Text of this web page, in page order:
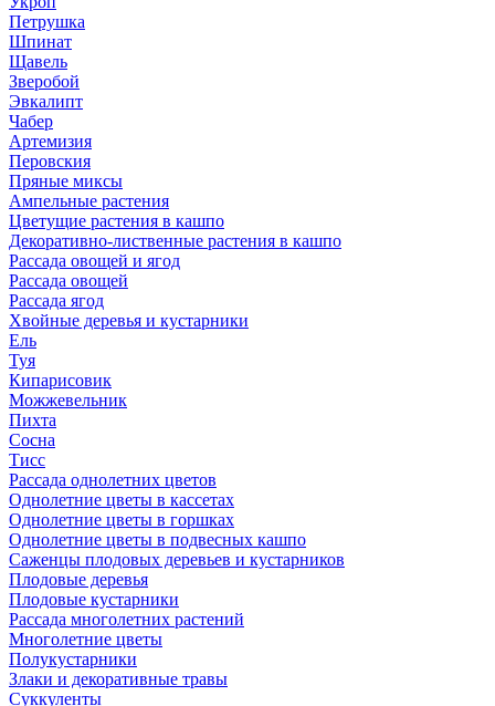
Петрушка
Шпинат
Щавель
Зверобой
Эвкалипт
Чабер
Артемизия
Перовския
Пряные миксы
Ампельные растения
Цветущие растения в кашпо
Декоративно-лиственные растения в кашпо
Рассада овощей и ягод
Рассада овощей
Рассада ягод
Хвойные деревья и кустарники
Ель
Туя
Кипарисовик
Можжевельник
Пихта
Сосна
Тисc
Рассада однолетних цветов
Однолетние цветы в кассетах
Однолетние цветы в горшках
Однолетние цветы в подвесных кашпо
Саженцы плодовых деревьев и кустарников
Плодовые деревья
Плодовые кустарники
Рассада многолетних растений
Многолетние цветы
Полукустарники
Злаки и декоративные травы
Суккуленты